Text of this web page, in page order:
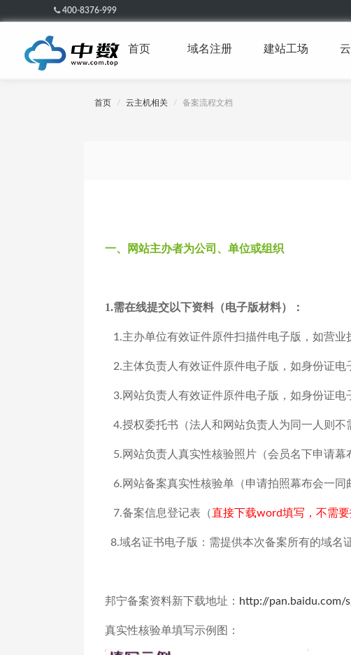
400-8376-999
首页 域名注册 建站工场
首页 云主机相关 备案流程文档
一、 网站主办者为公司、单位或组织
1.需在线提交以下资料（电子版材料）：
1.主办单位有效证件原件扫描件电子版，如营业
2.主体负责人有效证件原件电子版，如身份证
3.网站负责人有效证件原件电子版，如身份证
4.授权委托书（法人和网站负责人为同一人则不
5.网站负责人真实性核验照片（会员名下申请
6.网站备案真实性核验单（申请拍照幕布会一
7.备案信息登记表（直接下载word填写，不需
8.域名证书电子版：需提供本次备案所有的域名
邦宁备案资料新下载地址： http://pan.baidu.com/
真实性核验单填写示例图：